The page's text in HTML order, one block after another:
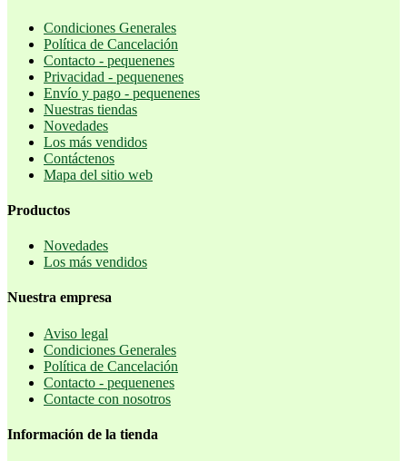
Condiciones Generales
Política de Cancelación
Contacto - pequenenes
Privacidad - pequenenes
Envío y pago - pequenenes
Nuestras tiendas
Novedades
Los más vendidos
Contáctenos
Mapa del sitio web
Productos
Novedades
Los más vendidos
Nuestra empresa
Aviso legal
Condiciones Generales
Política de Cancelación
Contacto - pequenenes
Contacte con nosotros
Información de la tienda